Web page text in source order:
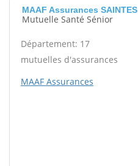
MAAF Assurances SAINTES
Mutuelle Santé Sénior
Département: 17
mutuelles d'assurances
MAAF Assurances